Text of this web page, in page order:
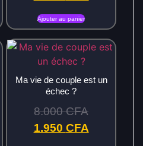
Ajouter au panier
Ma vie de couple est un
échec ?
8.000CFA
1.950 CFA